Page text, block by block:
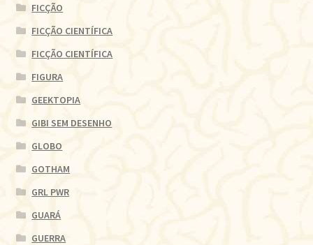
FICÇÃO
FICÇÃO CIENTÍFICA
FICÇÃO CIENTÍFICA
FIGURA
GEEKTOPIA
GIBI SEM DESENHO
GLOBO
GOTHAM
GRL PWR
GUARÁ
GUERRA